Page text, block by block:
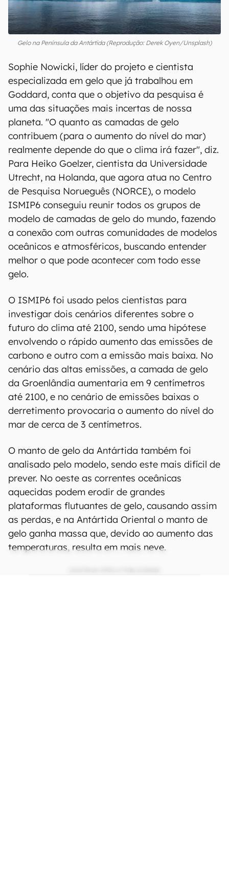
Gelo na Península da Antártida (Reprodução: Derek Oyen/Unsplash)
Sophie Nowicki, líder do projeto e cientista
especializada em gelo que já trabalhou em
Goddard, conta que o objetivo da pesquisa é
uma das situações mais incertas de nossa
planeta. "O quanto as camadas de gelo
contribuem (para o aumento do nível do mar)
realmente depende do que o clima irá fazer", diz.
Para Heiko Goelzer, cientista da Universidade
Utrecht, na Holanda, que agora atua no Centro
de Pesquisa Norueguês (NORCE), o modelo
ISMIP6 conseguiu reunir todos os grupos de
modelo de camadas de gelo do mundo, fazendo
a conexão com outras comunidades de modelos
oceânicos e atmosféricos, buscando entender
melhor o que pode acontecer com todo esse
gelo.
O ISMIP6 foi usado pelos cientistas para
investigar dois cenários diferentes sobre o
futuro do clima até 2100, sendo uma hipótese
envolvendo o rápido aumento das emissões de
carbono e outro com a emissão mais baixa. No
cenário das altas emissões, a camada de gelo
da Groenlândia aumentaria em 9 centímetros
até 2100, e no cenário de emissões baixas o
derretimento provocaria o aumento do nível do
mar de cerca de 3 centímetros.
O manto de gelo da Antártida também foi
analisado pelo modelo, sendo este mais difícil de
prever. No oeste as correntes oceânicas
aquecidas podem erodir de grandes
plataformas flutuantes de gelo, causando assim
as perdas, e na Antártida Oriental o manto de
gelo ganha massa que, devido ao aumento das
temperaturas, resulta em mais neve.